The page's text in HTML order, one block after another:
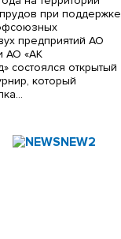
при поддержке
предприятий АО
АО «АК
состоялся открытый
который